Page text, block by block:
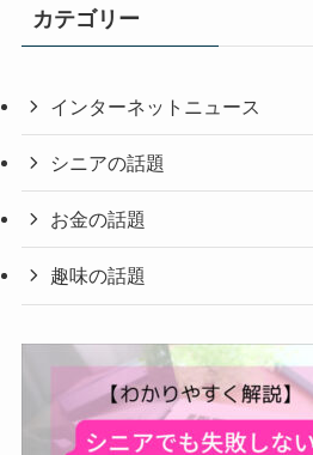
カテゴリー
インターネットニュース
シニアの話題
お金の話題
趣味の話題